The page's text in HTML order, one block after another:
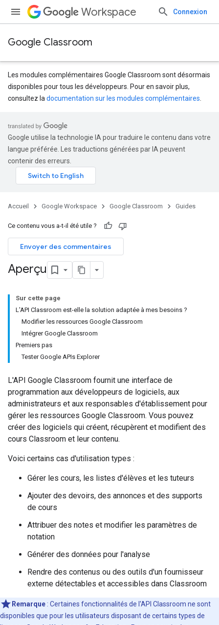
Workspace Connexion
Google Classroom
Les modules complémentaires Google Classroom sont désormais
disponibles pour tous les développeurs. Pour en savoir plus,
consultez la documentation sur les modules complémentaires
Google utilise la technologie IA pour traduire le contenu dans votre
langue préférée. Les traductions générées par IA peuvent
contenir des erreurs.
Accueil Google Workspace Google Classroom Guides
Ce contenu vous a-t-il été utile ?
Envoyer des commentaires
Aperçu
Sur cette page
L'API Classroom est-elle la solution adaptée à mes besoins ?
Modifier les ressources Google Classroom
Intégrer Google Classroom
Premiers pas
Tester Google APIs Explorer
L'API Google Classroom fournit une interface de
programmation aux développeurs de logiciels, aux
administrateurs et aux responsables d'établissement pour
gérer les ressources Google Classroom. Vous pouvez
créer des logiciels qui créent, récupèrent et modifient des
cours Classroom et leur contenu.
Voici certains cas d'utilisation types :
Gérer les cours, les listes d'élèves et les tuteurs
Ajouter des devoirs, des annonces et des supports
de cours
Attribuer des notes et modifier les paramètres de
notation
Générer des données pour l'analyse
Rendre des contenus ou des outils d'un fournisseur
externe détectables et accessibles dans Classroom
Remarque : Certaines fonctionnalités de l'API Classroom ne sont
disponibles que pour les utilisateurs disposant de certains types de